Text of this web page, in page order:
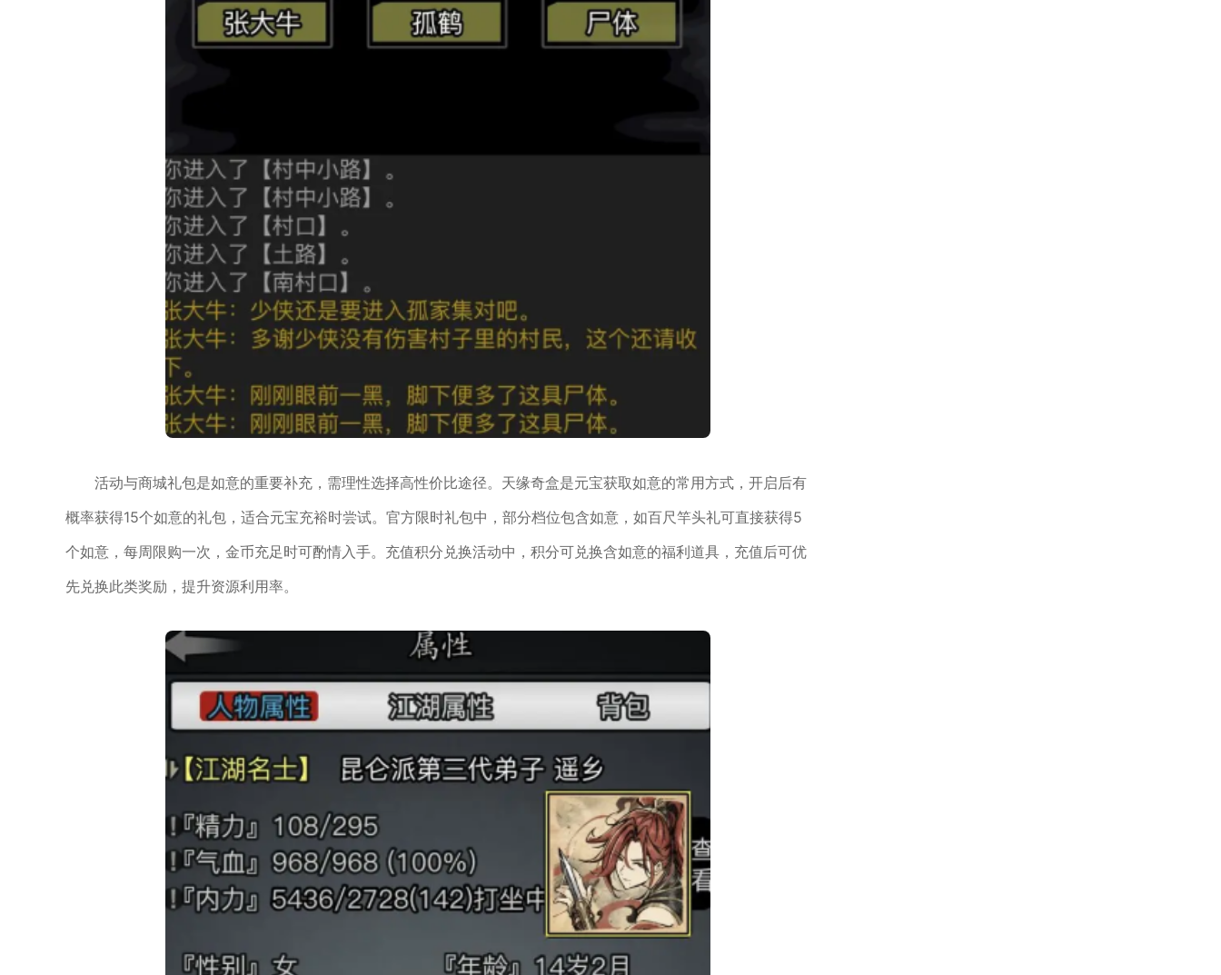
活动与商城礼包是如意的重要补充，需理性选择高性价比途径。天缘奇盒是元宝获取如意的常用方式，开启后有
概率获得15个如意的礼包，适合元宝充裕时尝试。官方限时礼包中，部分档位包含如意，如百尺竿头礼可直接获得5
个如意，每周限购一次，金币充足时可酌情入手。充值积分兑换活动中，积分可兑换含如意的福利道具，充值后可优
先兑换此类奖励，提升资源利用率。